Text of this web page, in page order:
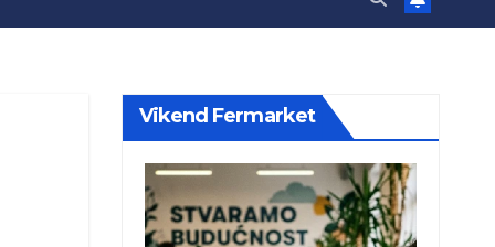
Vikend Fermarket